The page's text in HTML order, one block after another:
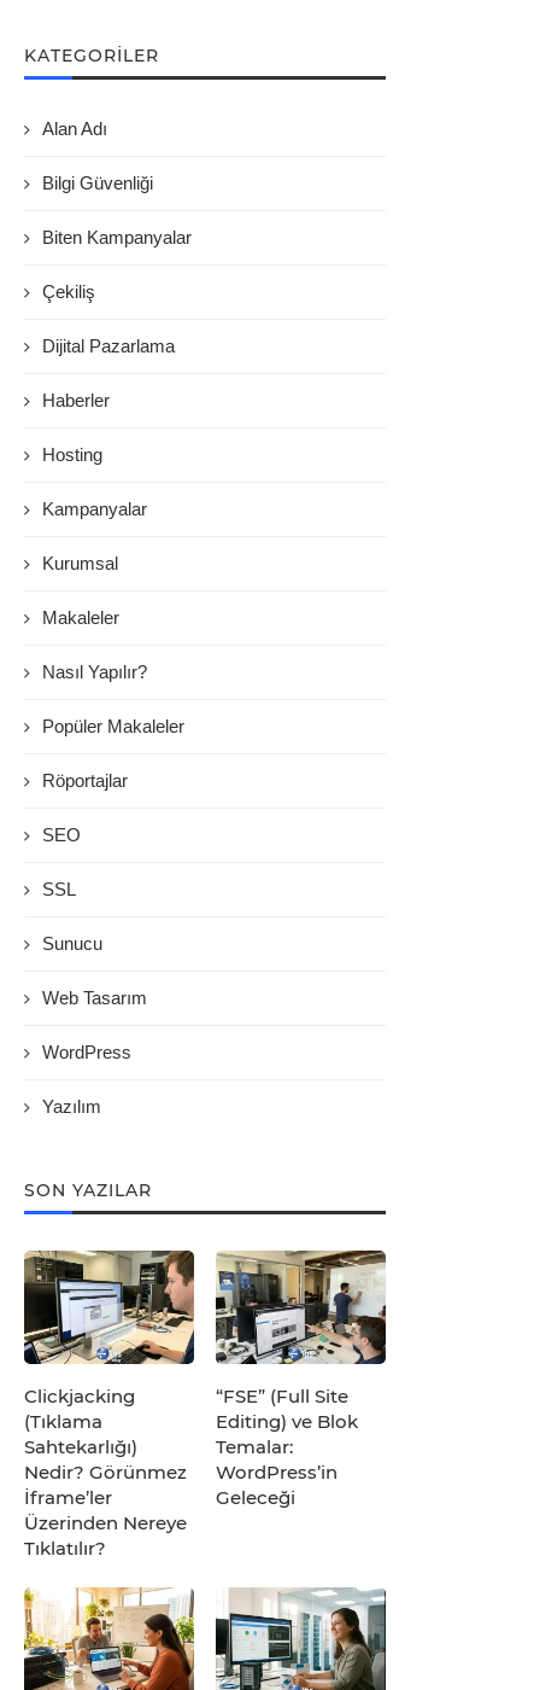
KATEGORILER
Alan Adı
Bilgi Güvenliği
Biten Kampanyalar
Çekiliş
Dijital Pazarlama
Haberler
Hosting
Kampanyalar
Kurumsal
Makaleler
Nasıl Yapılır?
Popüler Makaleler
Röportajlar
SEO
SSL
Sunucu
Web Tasarım
WordPress
Yazılım
SON YAZILAR
Clickjacking
(Tıklama
Sahtekarlığı)
Nedir? Görünmez
İframe’ler
Üzerinden Nereye
Tıklatılır?
“FSE” (Full Site
Editing) ve Blok
Temalar:
WordPress’in
Geleceği